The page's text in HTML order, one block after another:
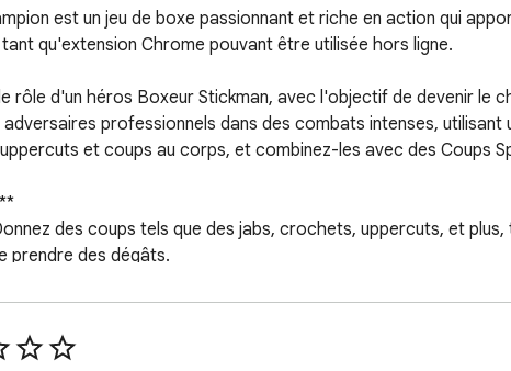
est un jeu de boxe passionnant et riche en action qui
qu'extension Chrome pouvant être utilisée hors ligne.
rôle d'un héros Boxeur Stickman, avec l'objectif de devenir le
professionnels dans des combats intenses,
et coups au corps, et combinez-les avec des Coups
des coups tels que des jabs, crochets, uppercuts, et
prendre des dégâts.
vous contre une liste d'adversaires en figure bâton,
Naviguez à travers 20 niveaux, conquérant chaque défi pour
des Coups Spéciaux féroces et dévastateurs pour